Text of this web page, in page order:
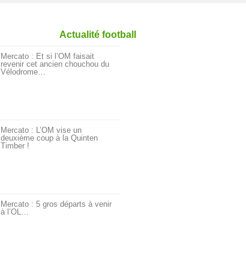
Actualité football
Mercato : Et si l’OM faisait
revenir cet ancien chouchou du
Vélodrome…
Mercato : L’OM vise un
deuxième coup à la Quinten
Timber !
Mercato : 5 gros départs à venir
à l’OL…